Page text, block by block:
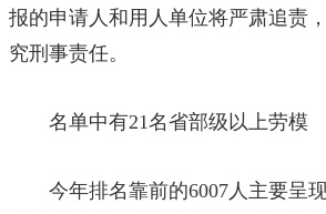
报的申请人和用人单位将严肃追责
究刑事责任。
名单中有21名省部级以上劳模
今年排名靠前的6007人主要呈